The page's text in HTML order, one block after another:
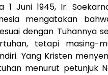
1 Juni 1945, Ir.
mengatakan
dengan Tuhannya
tetapi masing-
Yang Kristen
menurut petunjuk